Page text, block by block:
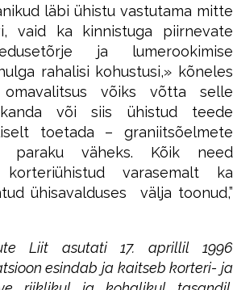
läbi ühistu vastutama mitte
vaid ka kinnistuga piirnevate
ja lumerookimise
rahalisi kohustusi,» kõneles
omavalitsus võiks võtta selle
või siis ühistud teede
toetada – graniitsõelmete
paraku väheks. Kõik need
varasemalt ka
ühisavalduses välja toonud,”
Liit asutati 17. aprillil 1996
esindab ja kaitseb korteri- ja